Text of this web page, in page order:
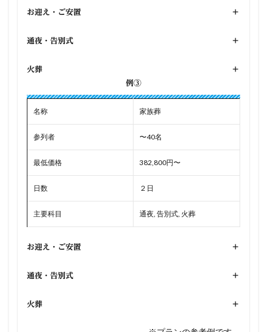
お迎え・ご安置 +
通夜・告別式 +
火葬
+
例③
名称 家族葬
参列者 〜40名
最低価格 382,800円〜
日数 ２日
主要科目 通夜, 告別式, 火葬
お迎え・ご安置 +
通夜・告別式 +
火葬 +